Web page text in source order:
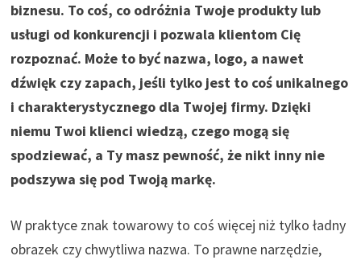
biznesu. To coś, co odróżnia Twoje produkty lub
usługi od konkurencji i pozwala klientom Cię
rozpoznać. Może to być nazwa, logo, a nawet
dźwięk czy zapach, jeśli tylko jest to coś unikalnego
i charakterystycznego dla Twojej firmy. Dzięki
niemu Twoi klienci wiedzą, czego mogą się
spodziewać, a Ty masz pewność, że nikt inny nie
podszywa się pod Twoją markę.
W praktyce znak towarowy to coś więcej niż tylko ładny
obrazek czy chwytliwa nazwa. To prawne narzędzie,